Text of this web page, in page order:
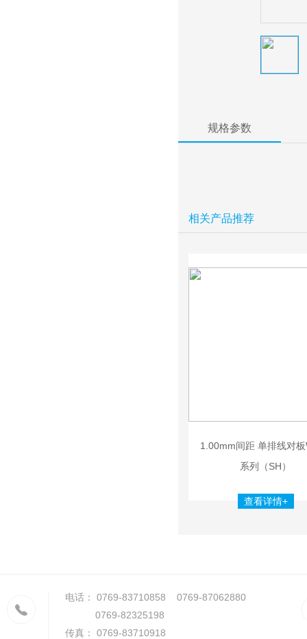
规格参数
相关产品推荐
1.00mm间距 单排线对
系列（SH）
查看详情+
电话： 0769-83710858 0769-87062880
0769-82325198
传真： 0769-83710918